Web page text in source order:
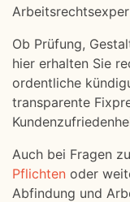
Ob Prüfung,
hier erhalten Sie
ordentliche
transparente
Auch bei Fragen
Pflichten oder
Abfindung und